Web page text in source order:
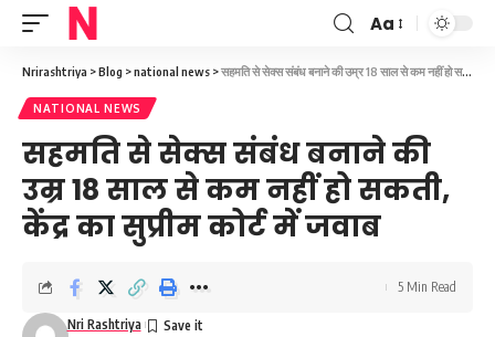
Font
Resizer
Aa
Nrirashtriya >Blog >national news >सहमति से सेक्स संबंध बनाने की उम्र 18 साल से कम नहीं हो सकती, केंद्र का सुप्रीम कोर्ट में जवाब
NATIONAL NEWS
सहमति से सेक्स संबंध बनाने की
उम्र 18 साल से कम नहीं हो सकती,
केंद्र का सुप्रीम कोर्ट में जवाब
Nri Rashtriya
5 Min Read